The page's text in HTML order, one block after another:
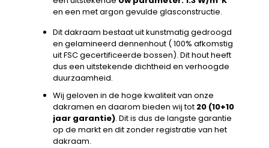
en een met argon gevulde glasconstructie.
Dit dakraam bestaat uit kunstmatig gedroogd
en gelamineerd dennenhout ( 100% afkomstig
uit FSC gecertificeerde bossen). Dit hout heeft
dus een uitstekende dichtheid en verhoogde
duurzaamheid.
Wij geloven in de hoge kwaliteit van onze
dakramen en daarom bieden wij tot 20 (10+10
jaar garantie). Dit is dus de langste garantie
op de markt en dit zonder registratie van het
dakraam.